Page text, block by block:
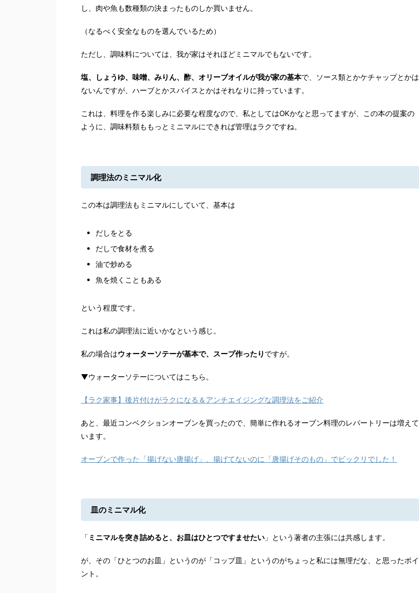
し、肉や魚も数種類の決まったものしか買いません。
（なるべく安全なものを選んでいるため）
ただし、調味料については、我が家はそれほどミニマルでもないです。
塩、しょうゆ、味噌、みりん、酢、オリーブオイルが我が家の基本で、ソース類とかケチャップとかは
ないんですが、ハーブとかスパイスとかはそれなりに持っています。
これは、料理を作る楽しみに必要な程度なので、私としてはOKかなと思ってますが、この本の提案の
ように、調味料類ももっとミニマルにできれば管理はラクですね。
調理法のミニマル化
この本は調理法もミニマルにしていて、基本は
だしをとる
だしで食材を煮る
油で炒める
魚を焼くこともある
という程度です。
これは私の調理法に近いかなという感じ。
私の場合はウォーターソテーが基本で、スープ作ったり ですが。
▼ウォーターソテーについてはこちら。
【ラク家事】後片付けがラクになる＆アンチエイジングな調理法をご紹介
あと、最近コンベクションオーブンを買ったので、簡単に作れるオーブン料理のレパートリーは増えて
います。
オーブンで作った「揚げない唐揚げ」、揚げてないのに「唐揚げそのもの」でビックリでした！
皿のミニマル化
「 ミニマルを突き詰めると、お皿はひとつですませたい 」という著者の主張には共感します。
が、その「ひとつのお皿」というのが「コップ皿」というのがちょっと私には無理だな、と思ったポイ
ント。